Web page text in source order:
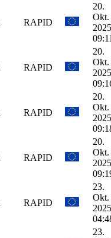
RAPID
20.
Okt.
RAPID
20.
Okt.
RAPID
20.
Okt.
RAPID
20.
Okt.
RAPID
23.
Okt.
23.